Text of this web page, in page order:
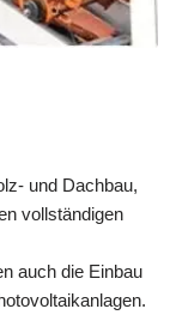
und Dachbau,
vollständigen
auch die Einbau